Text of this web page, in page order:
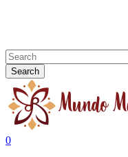
content
Search
Close
Search
search
0